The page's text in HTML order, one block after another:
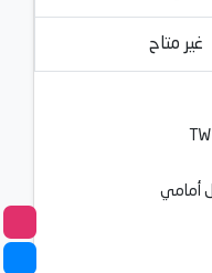
غير متاح
أمامي